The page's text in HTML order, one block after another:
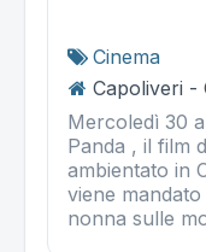
Cinema
Capoliveri -
Mercoledì 30
Panda , il film
ambientato in
viene
nonna sulle